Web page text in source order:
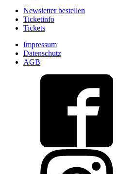
Newsletter bestellen
Ticketinfo
Tickets
Impressum
Datenschutz
AGB